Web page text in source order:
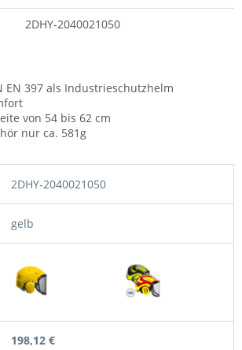
2DHY-2040021050
EN 397 als Industrieschutzhelm
von 54 bis 62 cm
nur ca. 581g
2DHY-2040021050
gelb
198,12 €